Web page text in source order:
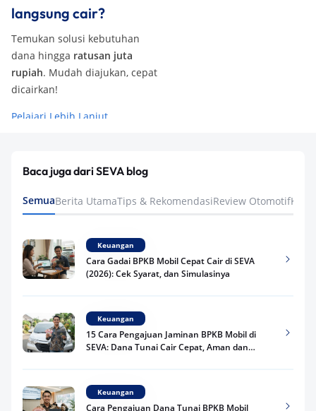
langsung cair?
Temukan solusi kebutuhan
dana hingga ratusan juta
rupiah. Mudah diajukan, cepat
dicairkan!
Pelajari Lebih Lanjut
Baca juga dari SEVA blog
SemuaBerita UtamaTips & RekomendasiReview Otomotif
Keuangan
Cara Gadai BPKB Mobil Cepat Cair di SEVA
(2026): Cek Syarat, dan Simulasinya
Keuangan
15 Cara Pengajuan Jaminan BPKB Mobil di
SEVA: Dana Tunai Cair Cepat, Aman dan
Keuangan
Cara Pengajuan Dana Tunai BPKB Mobil